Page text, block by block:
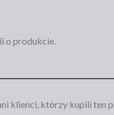
o produkcie.
klienci, którzy kupili ten